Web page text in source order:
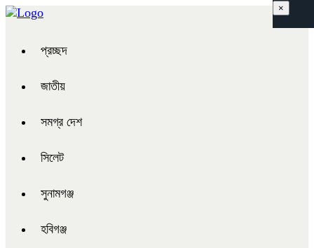
প্রচ্ছদ
জাতীয়
সমগ্র দেশ
সিলেট
সুনামগঞ্জ
হবিগঞ্জ
×